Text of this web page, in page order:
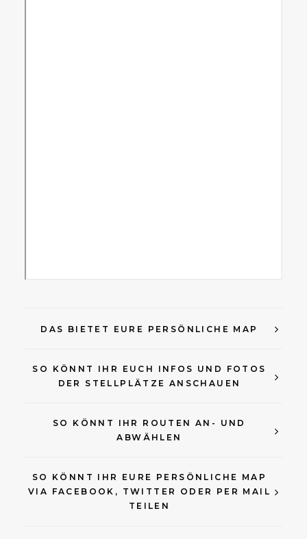
DAS BIETET EURE PERSÖNLICHE MAP
SO KÖNNT IHR EUCH INFOS UND FOTOS
DER STELLPLÄTZE ANSCHAUEN
SO KÖNNT IHR ROUTEN AN- UND
ABWÄHLEN
SO KÖNNT IHR EURE PERSÖNLICHE MAP
VIA FACEBOOK, TWITTER ODER PER MAIL
TEILEN